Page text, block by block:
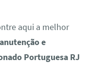
aqui a melhor
e
Portuguesa RJ